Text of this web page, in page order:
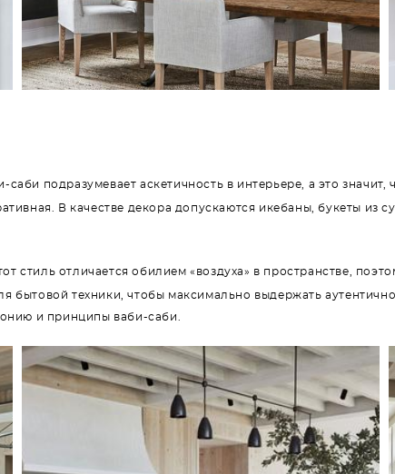
подразумевает аскетичность в интерьере, а это
В качестве декора допускаются икебаны, букеты из
стиль отличается обилием «воздуха» в пространстве,
бытовой техники, чтобы максимально выдержать
и принципы ваби-саби.